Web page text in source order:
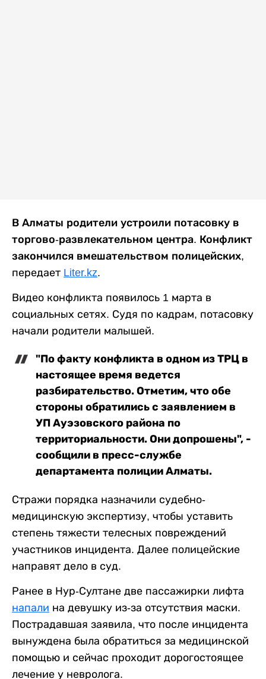
В Алматы родители устроили потасовку в
торгово-развлекательном центра. Конфликт
закончился вмешательством полицейских,
передает Liter.kz.
Видео конфликта появилось 1 марта в
социальных сетях. Судя по кадрам, потасовку
начали родители малышей.
"По факту конфликта в одном из ТРЦ в
настоящее время ведется
разбирательство. Отметим, что обе
стороны обратились с заявлением в
УП Ауэзовского района по
территориальности. Они допрошены", -
сообщили в пресс-службе
департамента полиции Алматы.
Стражи порядка назначили судебно-
медицинскую экспертизу, чтобы уставить
степень тяжести телесных повреждений
участников инцидента. Далее полицейские
направят дело в суд.
Ранее в Нур-Султане две пассажирки лифта
напали на девушку из-за отсутствия маски.
Пострадавшая заявила, что после инцидента
вынуждена была обратиться за медицинской
помощью и сейчас проходит дорогостоящее
лечение у невролога.